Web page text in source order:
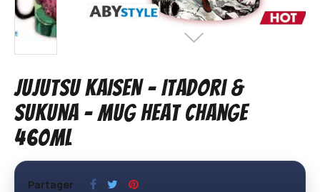
JUJUTSU KAISEN - Itadori &
Sukuna - Mug Heat Change
460ml
Partager